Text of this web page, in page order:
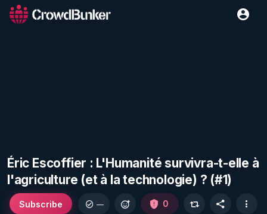
Éric Escoffier : L'Humanité survivra-t-elle à
l'agriculture (et à la technologie) ? (#1)
Subscribe — 0